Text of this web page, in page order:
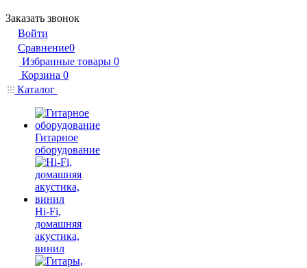
Заказать звонок
Войти
Сравнение0
Избранные товары 0
Корзина 0
Каталог
Гитарное
оборудование
Hi-Fi,
домашняя
акустика,
винил